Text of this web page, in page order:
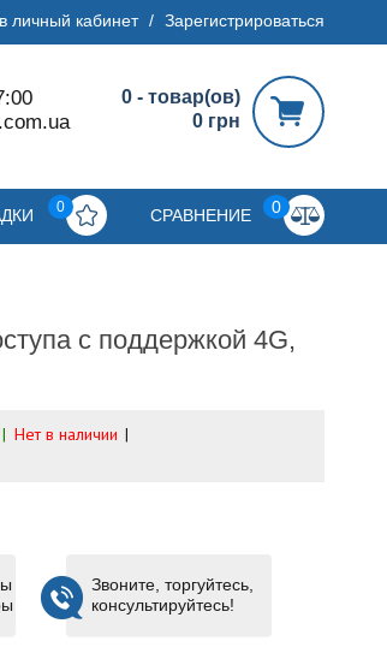
личный кабинет / Зарегистрироваться
0 - товар(ов)
0 грн
0 СРАВНЕНИЕ 0
с поддержкой 4G,
Нет в наличии
Звоните, торгуйтесь,
консультируйтесь!